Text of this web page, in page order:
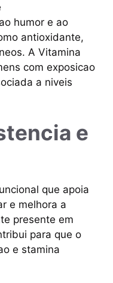
humor e ao
antioxidante,
A Vitamina
com exposicao
a niveis
e
que apoia
e melhora a
presente em
para que o
e stamina